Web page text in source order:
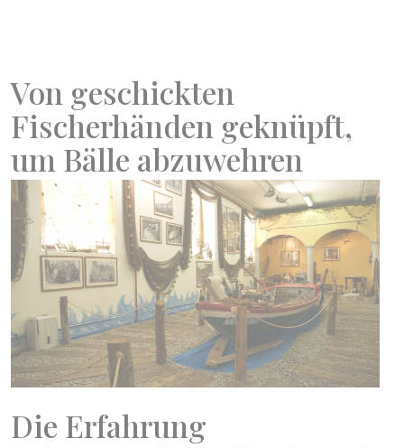
Von geschickten
Fischerhänden geknüpft,
um Bälle abzuwehren
Die Erfahrung